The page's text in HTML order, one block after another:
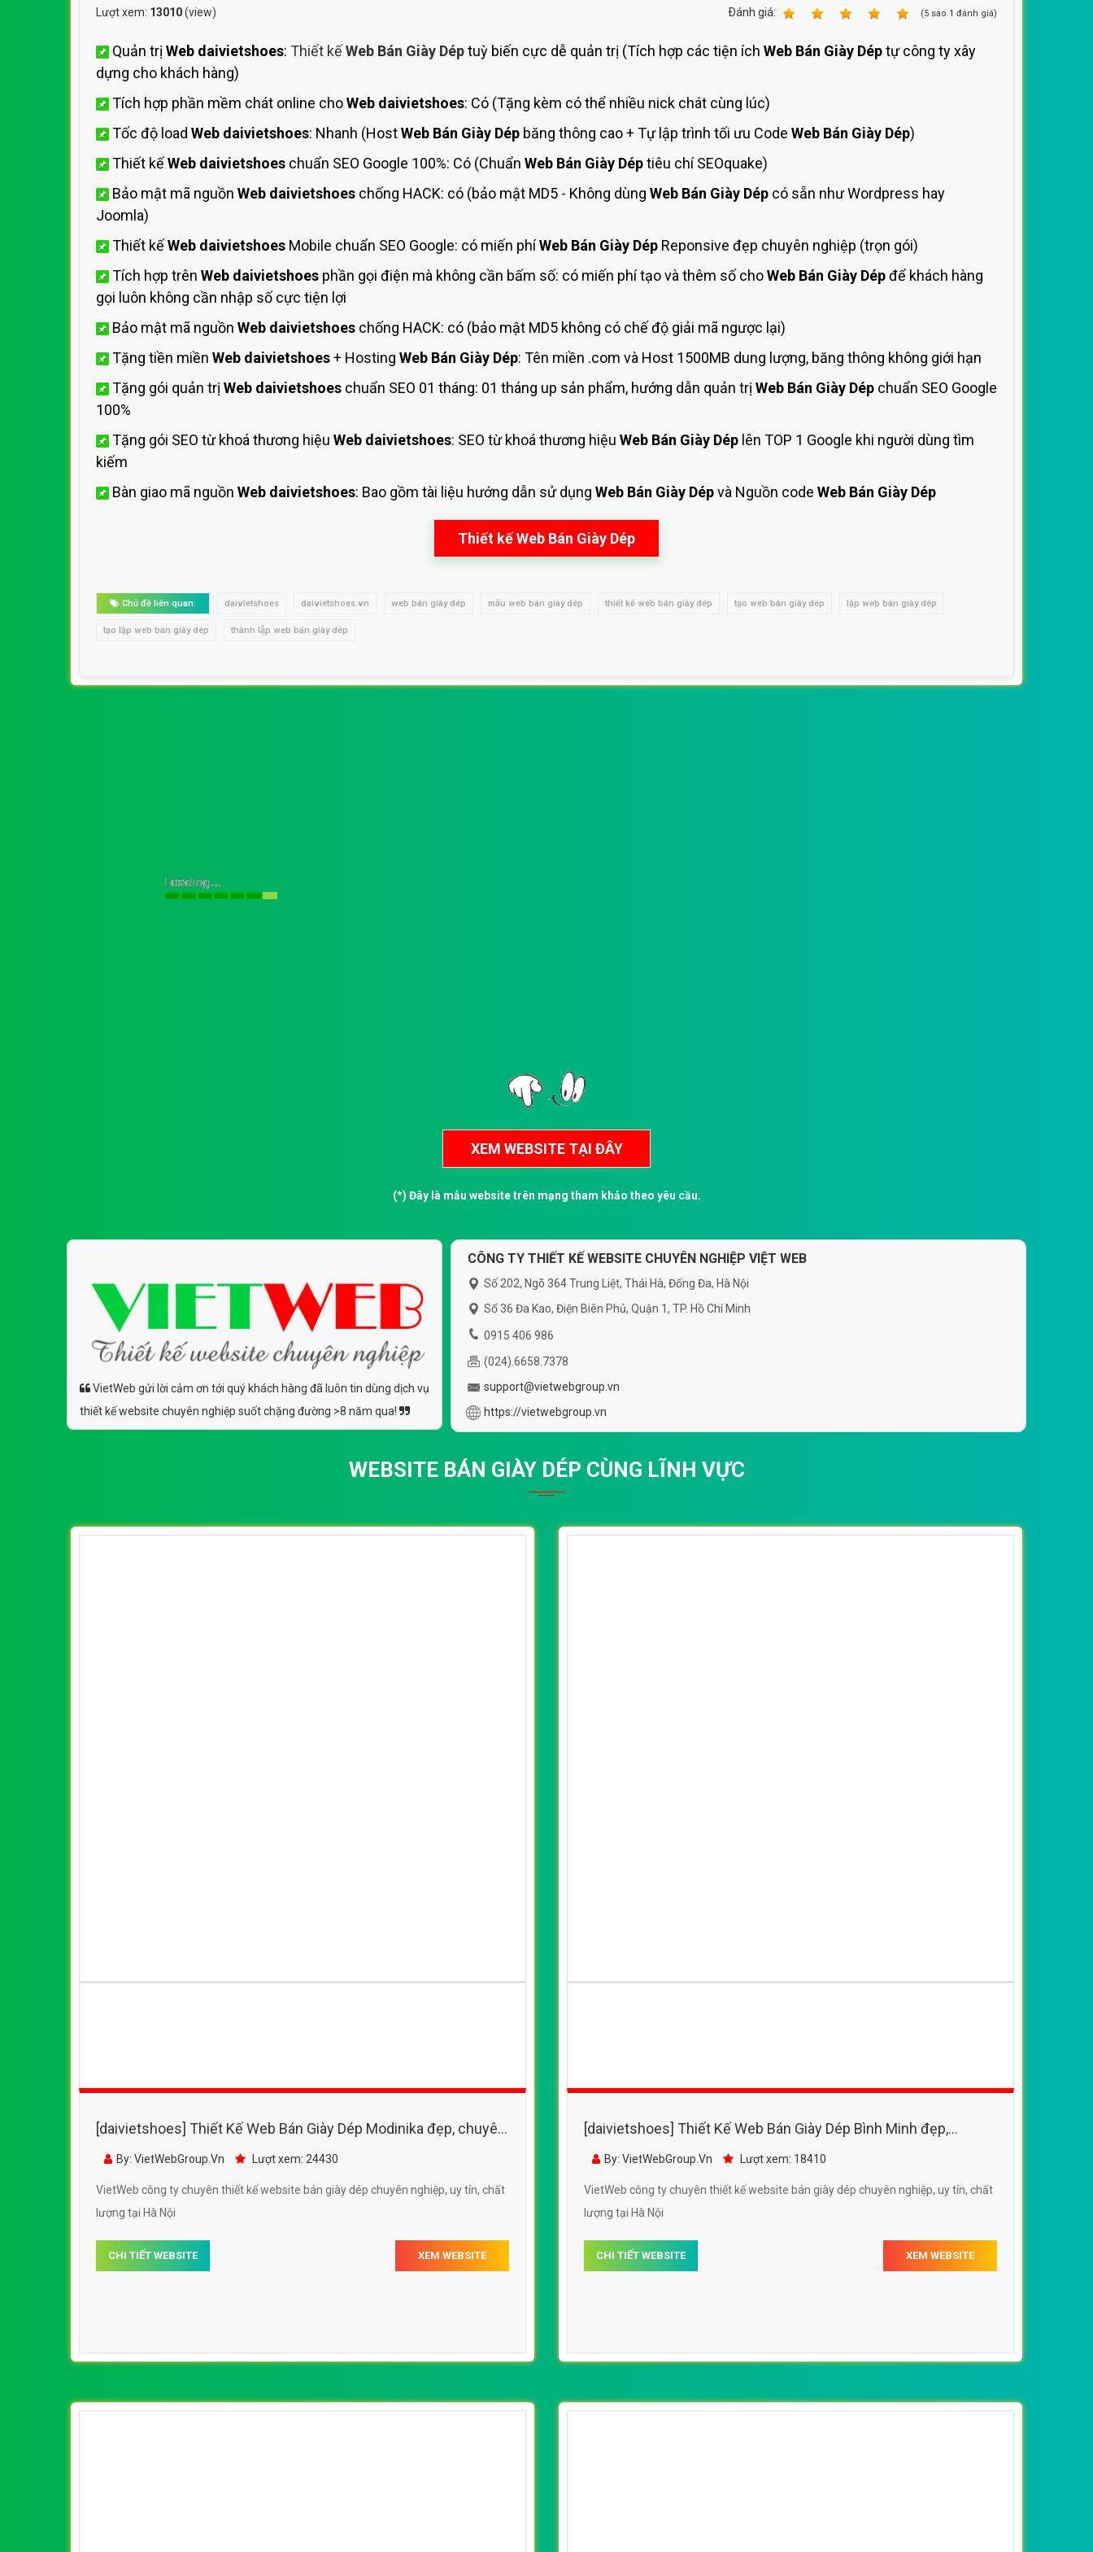
Bảng giá quảng cáo Banner
Lượt xem: 13010(view) Ðánh giá: (5 sao 1 đánh giá)
Quản trị Web daivietshoes: Thiết kếWeb Bán Giày Déptuỳ biến cực dễ quản trị (Tích hợp các tiện ích Web Bán Giày Déptự công ty xây
dựng cho khách hàng)
Tích hợp phần mềm chát online choWeb daivietshoes: Có (Tặng kèm có thể nhiều nick chát cùng lúc)
Tốc độ load Web daivietshoes: Nhanh (HostWeb Bán Giày Dép băng thông cao + Tự lập trình tối ưu Code Web Bán Giày Dép)
Thiết kếWeb daivietshoes chuẩn SEO Google 100%: Có (Chuẩn Web Bán Giày Déptiêu chí SEOquake)
Bảo mật mã nguồn Web daivietshoes chống HACK: có (bảo mật MD5 - Không dùng Web Bán Giày Dép có sẵn như Wordpress hay
Joomla)
Thiết kếWeb daivietshoes Mobile chuẩn SEO Google: có miến phíWeb Bán Giày Dép Reponsive đẹp chuyên nghiệp (trọn gói)
Tích hợp trên Web daivietshoes phần gọi điện mà không cần bấm số: có miến phí tạo và thêm số choWeb Bán Giày Dépđể khách hàng
gọi luôn không cần nhập số cực tiện lợi
Bảo mật mã nguồn Web daivietshoes chống HACK: có (bảo mật MD5 không có chế độ giải mã ngược lại)
Tặng tiền miền Web daivietshoes+ Hosting Web Bán Giày Dép: Tên miền .com và Host 1500MB dung lượng, băng thông không giới hạn
Tặng gói quản trị Web daivietshoes chuẩn SEO 01 tháng: 01 tháng up sản phẩm, hướng dẫn quản trị Web Bán Giày Dép chuẩn SEO Google
100%
Tặng gói SEO từ khoá thương hiệu Web daivietshoes: SEO từ khoá thương hiệu Web Bán Giày Dép lên TOP 1 Google khi người dùng tìm
kiếm
Bàn giao mã nguồn Web daivietshoes: Bao gồm tài liệu hướng dẫn sử dụng Web Bán Giày Dépvà Nguồn code Web Bán Giày Dép
Thiết kế Web Bán Giày Dép
Chủ đề liên quan: daivietshoes daivietshoes.vn web bán giày dép mẫu web bán giày dép thiết kế web bán giày dép tạo web bán giày dép lập web bán giày dép
tạo lập web bán giày dép thành lập web bán giày dép